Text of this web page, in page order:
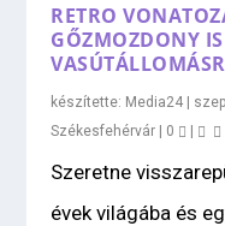
RETRO
GŐZMOZDONY
készítette: Media24 |
Székesfehérvár | 0 |
Szeretne
évek világába és